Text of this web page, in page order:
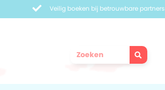
Veilig boeken bij betrouwbare partners